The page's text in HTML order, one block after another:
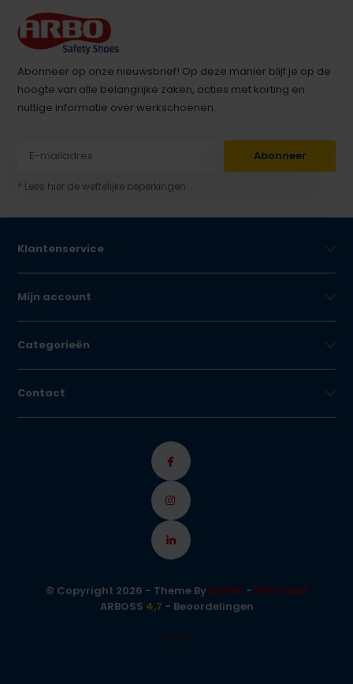
Abonneer op onze nieuwsbrief! Op deze manier blijf je op de
hoogte van alle belangrijke zaken, acties met korting en
nuttige informatie over werkschoenen.
Abonneer
* Lees hier de wettelijke beperkingen
Klantenservice
Mijn account
Categorieën
Contact
© Copyright 2026 - Theme By DMWS - RSS-feed
ARBOSS 4,7 - Beoordelingen